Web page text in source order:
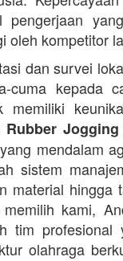
oleh kompetitor
dan survei
cuma kepada
Rubber Jogging
mendalam
sistem
material hingga
kami,
tim profesional
olahraga